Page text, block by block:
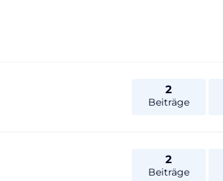
2
Beiträge
2
Beiträge